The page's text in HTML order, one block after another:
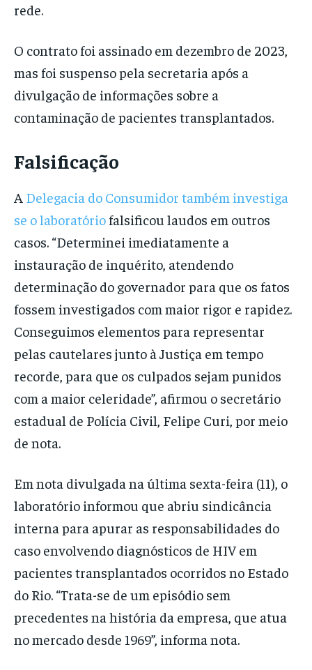
rede.
O contrato foi assinado em dezembro de 2023,
mas foi suspenso pela secretaria após a
divulgação de informações sobre a
contaminação de pacientes transplantados.
Falsificação
A Delegacia do Consumidor também investiga
se o laboratório falsificou laudos em outros
casos. “Determinei imediatamente a
instauração de inquérito, atendendo
determinação do governador para que os fatos
fossem investigados com maior rigor e rapidez.
Conseguimos elementos para representar
pelas cautelares junto à Justiça em tempo
recorde, para que os culpados sejam punidos
com a maior celeridade”, afirmou o secretário
estadual de Polícia Civil, Felipe Curi, por meio
de nota.
Em nota divulgada na última sexta-feira (11), o
laboratório informou que abriu sindicância
interna para apurar as responsabilidades do
caso envolvendo diagnósticos de HIV em
pacientes transplantados ocorridos no Estado
do Rio. “Trata-se de um episódio sem
precedentes na história da empresa, que atua
no mercado desde 1969”, informa nota.